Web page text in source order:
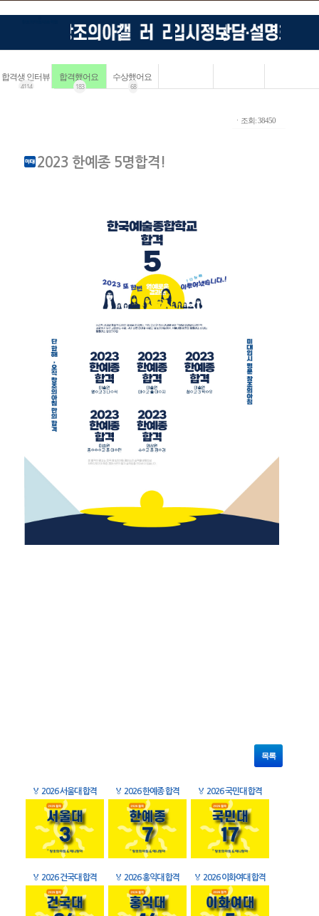
합격생 인터뷰
4114
합격했어요
183
수상했어요
68
ㆍ조회: 38450
2023 한예종 5명합격!
목록
🏅 2026 서울대 합격 🏅 2026 한예종 합격 🏅 2026 국민대 합격
🏅 2026 건국대 합격 🏅 2026 홍익대 합격 🏅 2026 이화여대 합격